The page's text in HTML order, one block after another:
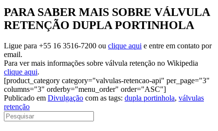
PARA SABER MAIS SOBRE VÁLVULA
RETENÇÃO DUPLA PORTINHOLA
Ligue para +55 16 3516-7200 ou clique aqui e entre em contato por
email.
Para ver mais informações sobre válvula retenção no Wikipedia
clique aqui.
[product_category category="valvulas-retencao-api" per_page="3"
columns="3" orderby="menu_order" order="ASC"]
Publicado em Divulgação com as tags: dupla portinhola, válvulas
retenção